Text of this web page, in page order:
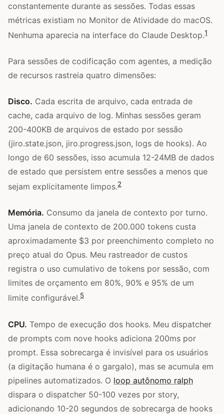
constantemente durante as sessões. Todas essas
métricas existiam no Monitor de Atividade do macOS.
Nenhuma aparecia na interface do Claude Desktop.1
Para sessões de codificação com agentes, a medição
de recursos rastreia quatro dimensões:
Disco. Cada escrita de arquivo, cada entrada de
cache, cada arquivo de log. Minhas sessões geram
200-400KB de arquivos de estado por sessão
(jiro.state.json, jiro.progress.json, logs de hooks). Ao
longo de 60 sessões, isso acumula 12-24MB de dados
de estado que persistem entre sessões a menos que
sejam explicitamente limpos.2
Memória. Consumo da janela de contexto por turno.
Uma janela de contexto de 200.000 tokens custa
aproximadamente $3 por preenchimento completo no
preço atual do Opus. Meu rastreador de custos
registra o uso cumulativo de tokens por sessão, com
limites de orçamento em 80%, 90% e 95% de um
limite configurável.5
CPU. Tempo de execução dos hooks. Meu dispatcher
de prompts com nove hooks adiciona 200ms por
prompt. Essa sobrecarga é invisível para os usuários
(a digitação humana é o gargalo), mas se acumula em
pipelines automatizados. O loop autônomo ralph
dispara o dispatcher 50-100 vezes por story,
adicionando 10-20 segundos de sobrecarga de hooks